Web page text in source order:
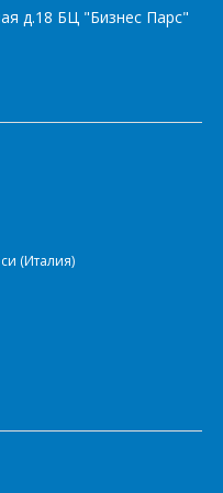
д.18 БЦ "Бизнес Парс"
(Италия)